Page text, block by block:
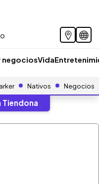
negociosVida
Nativos Negocios
Tiendona